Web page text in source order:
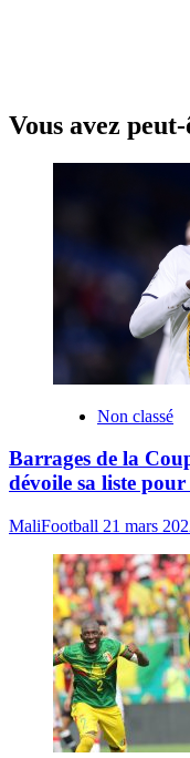
Vous avez
Non classé
Barrages de la
dévoile sa liste
MaliFootball 21 mars